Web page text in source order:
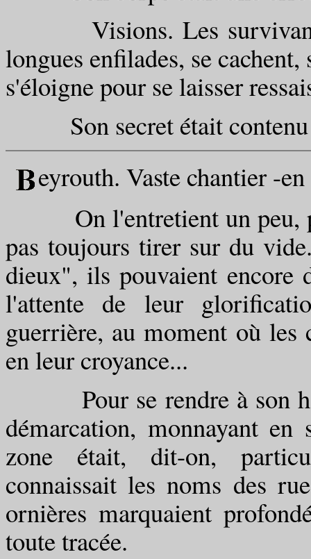
Visions. Les survivants
longues enfilades, se
s'éloigne pour se laisser
Son secret était contenu
eyrouth. Vaste chantier -
On l'entretient un peu,
pas toujours tirer sur du
dieux", ils pouvaient encore
l'attente de leur
guerrière, au moment où
en leur croyance...
Pour se rendre à son
démarcation, monnayant en
zone était, dit-on,
connaissait les noms des
ornières marquaient
toute tracée.